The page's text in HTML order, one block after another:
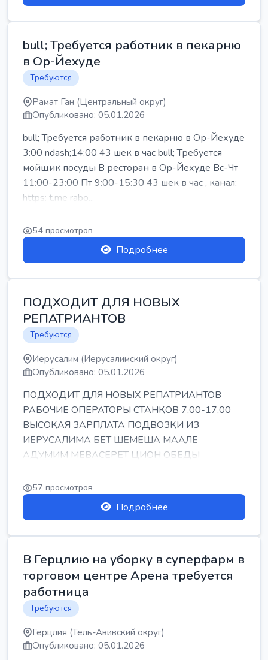
bull; Требуется работник в пекарню
в Ор-Йехуде
Требуются
Рамат Ган (Центральный округ)
Опубликовано: 05.01.2026
bull; Требуется работник в пекарню в Ор-Йехуде
3:00 ndash;14:00 43 шек в час bull; Требуется
мойщик посуды В ресторан в Ор-Йехуде Вс-Чт
11:00-23:00 Пт 9:00-15:30 43 шек в час , канал:
https: t.me rabo...
54 просмотров
Подробнее
ПОДХОДИТ ДЛЯ НОВЫХ
РЕПАТРИАНТОВ
Требуются
Иерусалим (Иерусалимский округ)
Опубликовано: 05.01.2026
ПОДХОДИТ ДЛЯ НОВЫХ РЕПАТРИАНТОВ
РАБОЧИЕ ОПЕРАТОРЫ СТАНКОВ 7,00-17,00
ВЫСОКАЯ ЗАРПЛАТА ПОДВОЗКИ ИЗ
ИЕРУСАЛИМА БЕТ ШЕМЕША МААЛЕ
АДУМИМ МЕВАСЕРЕТ ЦИОН ОБЕДЫ
ПОДАРКИ КОРПОРАТИВЫ ИНГА
57 просмотров
Подробнее
В Герцлию на уборку в суперфарм в
торговом центре Арена требуется
работница
Требуются
Герцлия (Тель-Авивский округ)
Опубликовано: 05.01.2026